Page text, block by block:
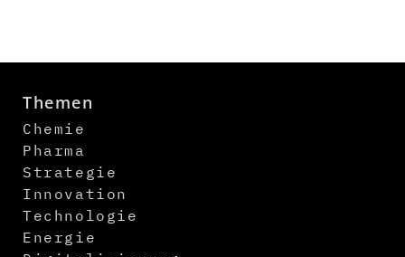
Themen
Chemie
Pharma
Strategie
Innovation
Technologie
Energie